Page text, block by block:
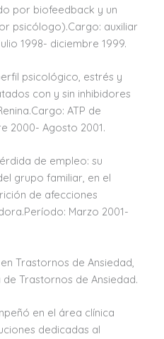
por biofeedback y un
psicólogo).Cargo: auxiliar
1998- diciembre 1999.
psicológico, estrés y
con y sin inhibidores
ATP de
2000- Agosto 2001.
de empleo: su
grupo familiar, en el
de afecciones
Marzo 2001-
Trastornos de Ansiedad,
Trastornos de Ansiedad.
en el área clínica
dedicadas al